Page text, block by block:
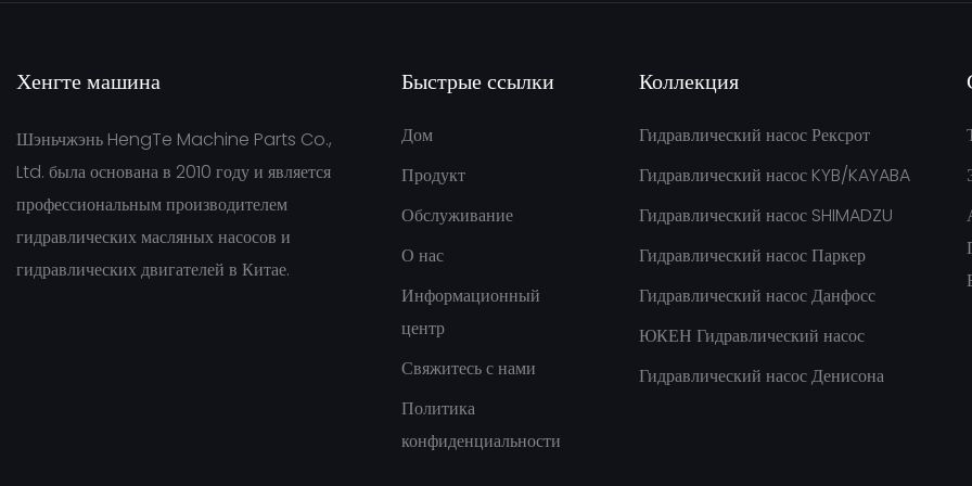
HYUNDA
Хенгте машина
Шэньчжэнь HengTe Machine Parts Co.,
Ltd. была основана в 2010 году и является
профессиональным производителем
гидравлических масляных насосов и
гидравлических двигателей в Китае.
Быстрые ссылки
Дом
Продукт
Обслуживание
О нас
Информационный
центр
Свяжитесь с нами
Политика
конфиденциальности
Коллекция
Гидравлический насос Рексрот
Гидравлический насос KYB/KAYABA
Гидравлический насос SHIMADZU
Гидравлический насос Паркер
Гидравлический насос Данфосс
ЮКЕН Гидравлический насос
Гидравлический насос Денисона